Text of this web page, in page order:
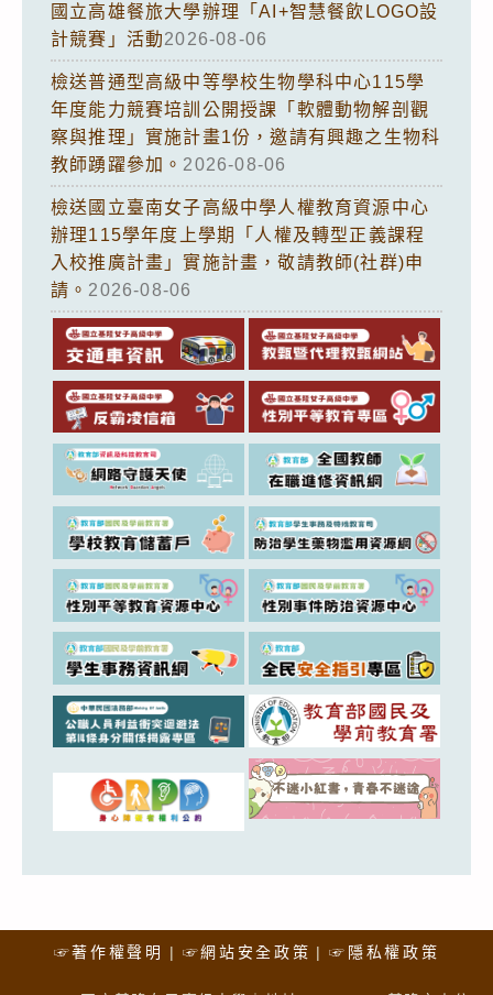
國立高雄餐旅大學辦理「AI+智慧餐飲LOGO設
計競賽」活動2026-08-06
檢送普通型高級中等學校生物學科中心115學
年度能力競賽培訓公開授課「軟體動物解剖觀
察與推理」實施計畫1份，邀請有興趣之生物科
教師踴躍參加。 2026-08-06
檢送國立臺南女子高級中學人權教育資源中心
辦理115學年度上學期「人權及轉型正義課程
入校推廣計畫」實施計畫，敬請教師(社群)申
請。 2026-08-06
☞著作權聲明 ☞網站安全政策 ☞隱私權政策